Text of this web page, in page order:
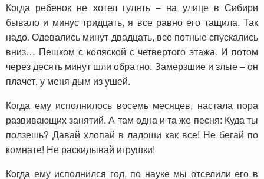
Когда ребенок не хотел гулять – на улице в Сибири
бывало и минус тридцать, я все равно его тащила. Так
надо. Одевались минут двадцать, все потные спускались
вниз… Пешком с коляской с четвертого этажа. И потом
через десять минут шли обратно. Замерзшие и злые – он
плачет, у меня дым из ушей.
Когда ему исполнилось восемь месяцев, настала пора
развивающих занятий. А там одна и та же песня: Куда ты
ползешь? Давай хлопай в ладоши как все! Не бегай по
комнате! Не раскидывай игрушки!
Когда ему исполнился год, по науке мы отселили его в